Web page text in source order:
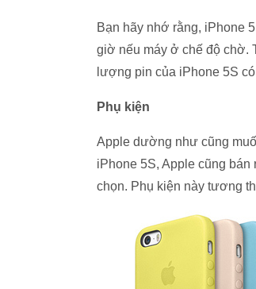
Bạn hãy nhớ rằng, iPhone
giờ nếu máy ở chế độ chờ.
lượng pin của iPhone 5S
Phụ kiện
Apple dường như cũng
iPhone 5S, Apple cũng
chọn. Phụ kiện này tương